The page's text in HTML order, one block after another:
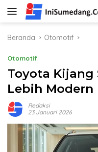
Langsung
Beranda
Otomotif
Otomotif
Toyota Kijang
Lebih Modern
Redaksi
23 Januari 2026